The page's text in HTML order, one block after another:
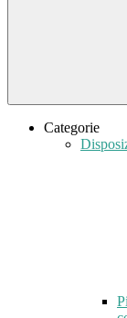
Categorie